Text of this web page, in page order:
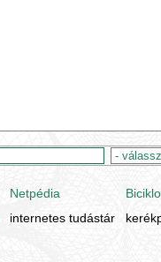
Netpédia
internetes tudástár